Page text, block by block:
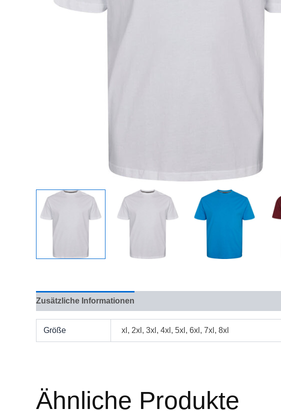
Zusätzliche Informationen
Größe xl, 2xl, 3xl, 4xl, 5xl, 6xl, 7xl, 8xl
Ähnliche Produkte